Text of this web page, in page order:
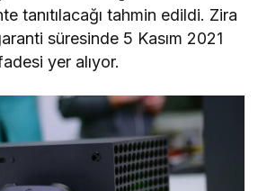
tanıtılacağı tahmin edildi. Zira
süresinde 5 Kasım 2021
yer alıyor.